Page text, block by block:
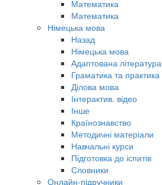
Математика
Математика
Німецька мова
Назад
Німецька мова
Адаптована література
Граматика та практика
Ділова мова
Інтерактив. відео
Інше
Країнознавство
Методичні матеріали
Навчальні курси
Підготовка до іспитів
Словники
Онлайн-підручники